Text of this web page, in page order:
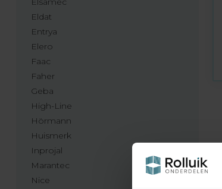
Eldat
Entrya
Elero
Faac
Faher
Geba
High-Line
Hörmann
Huismerk
Inprojal
Marantec
Nice